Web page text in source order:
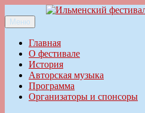
к
содержимому
Ильменский фестиваль авторской
Меню
Главная
О фестивале
История
Авторская музыка
Программа
Организаторы и спонсоры